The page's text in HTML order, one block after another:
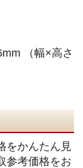
（幅×高さ
をかんたん見
参考価格をお